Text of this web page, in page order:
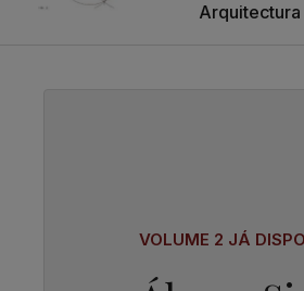
Arquitectura
VOLUME 2 JÁ